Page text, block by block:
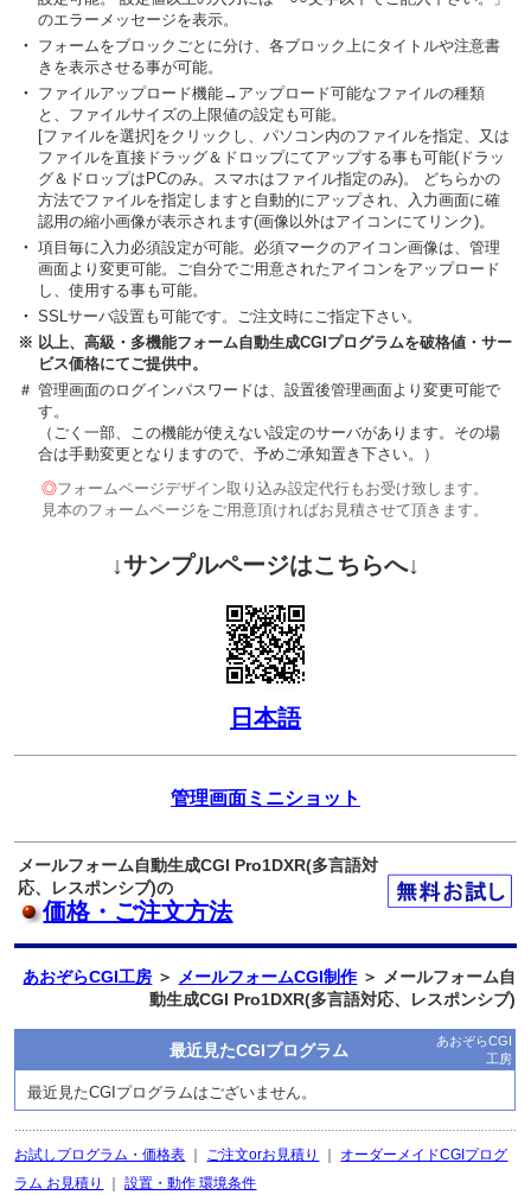
のエラーメッセージを表示。
・ フォームをブロックごとに分け、各ブロック上にタイトルや注意書
きを表示させる事が可能。
・ ファイルアップロード機能→アップロード可能なファイルの種類
と、ファイルサイズの上限値の設定も可能。
[ファイルを選択]をクリックし、パソコン内のファイルを指定、又は
ファイルを直接ドラッグ＆ドロップにてアップする事も可能(ドラッ
グ＆ドロップはPCのみ。スマホはファイル指定のみ)。 どちらかの
方法でファイルを指定しますと自動的にアップされ、入力画面に確
認用の縮小画像が表示されます(画像以外はアイコンにてリンク)。
・ 項目毎に入力必須設定が可能。必須マークのアイコン画像は、管理
画面より変更可能。ご自分でご用意されたアイコンをアップロード
し、使用する事も可能。
・ SSLサーバ設置も可能です。ご注文時にご指定下さい。
※ 以上、高級・多機能フォーム自動生成CGIプログラムを破格値・サー
ビス価格にてご提供中。
＃ 管理画面のログインパスワードは、設置後管理画面より変更可能で
す。
（ごく一部、この機能が使えない設定のサーバがあります。その場
合は手動変更となりますので、予めご承知置き下さい。）
◎フォームページデザイン取り込み設定代行もお受け致します。
見本のフォームページをご用意頂ければお見積させて頂きます。
↓サンプルページはこちらへ↓
日本語
管理画面ミニショット
メールフォーム自動生成CGI Pro1DXR(多言語対
応、レスポンシブ)の
価格・ご注文方法
あおぞらCGI工房 ＞ メールフォームCGI制作＞ メールフォーム自
動生成CGI Pro1DXR(多言語対応、レスポンシブ)
最近見たCGIプログラム
あおぞらCGI
工房
最近見たCGIプログラムはございません。
お試しプログラム・価格表 ご注文orお見積り
オーダーメイドCGIプログ
ラム お見積り
｜設置・動作 環境条件